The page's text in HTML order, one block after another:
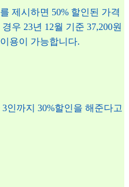
제시하면 50% 할인된 가격
우 23년 12월 기준 37,200원
용이 가능합니다.
인까지 30%할인을 해준다고